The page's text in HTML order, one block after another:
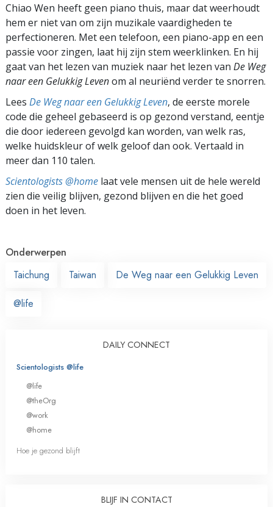
Chiao Wen heeft geen piano thuis, maar dat weerhoudt
hem er niet van om zijn muzikale vaardigheden te
perfectioneren. Met een telefoon, een piano-app en een
passie voor zingen, laat hij zijn stem weerklinken. En hij
gaat van het lezen van muziek naar het lezen van De Weg
naar een Gelukkig Levenom al neuriënd verder te snorren.
Lees De Weg naar een Gelukkig Leven, de eerste morele
code die geheel gebaseerd is op gezond verstand, eentje
die door iedereen gevolgd kan worden, van welk ras,
welke huidskleur of welk geloof dan ook. Vertaald in
meer dan 110 talen.
Scientologists @home laat vele mensen uit de hele wereld
zien die veilig blijven, gezond blijven en die het goed
doen in het leven.
Onderwerpen
Taichung
Taiwan De Weg naar een Gelukkig Leven
@life
DAILY CONNECT
Scientologists @life
@life
@theOrg
@work
@home
Hoe je gezond blijft
BLIJF IN CONTACT